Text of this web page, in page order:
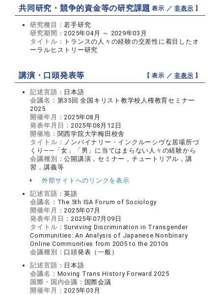
共同研究・競争的資金等の研究課題【 表示 ／非表示 】
研究種目：若手研究
研究期間：2025年04月 ～ 2029年03月
タイトル： トランスの人々の経験の交差性に着目したオ
ーラルヒストリー研究
講演・口頭発表等 【 表示 ／非表示 】
記述言語： 日本語
会議名： 第35回 全国キリスト教学校人権教育セミナー
2025
開催年月：2025年08月
発表年月日：2025年08月12日
開催地： 関西学院大学梅田校舎
タイトル： ノンバイナリー・インクルーシヴな居場所づ
くり――「女」「男」に当てはまらない人々の経験から
会議種別：公開講演，セミナー，チュートリアル，講
習，講義等
外部サイトへのリンクを表示
記述言語：英語
会議名： The 5th ISA Forum of Sociology
開催年月：2025年07月
発表年月日：2025年07月09日
タイトル： Surviving Discrimination in Transgender
Communities: An Analysis of Japanese Nonbinary
Online Communities from 2005 to the 2010s
会議種別： 口頭発表（一般）
記述言語： 日本語
会議名： Moving Trans History Forward 2025
国際・国内会議： 国際会議
開催年月：2025年03月